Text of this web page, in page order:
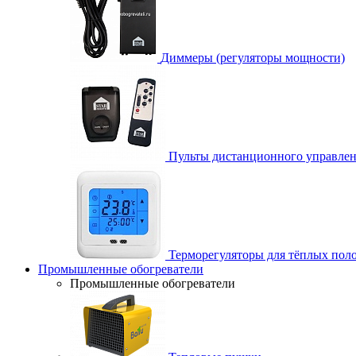
Диммеры (регуляторы мощности)
Пульты дистанционного
Терморегуляторы для тёплых
Промышленные обогреватели
Промышленные обогреватели